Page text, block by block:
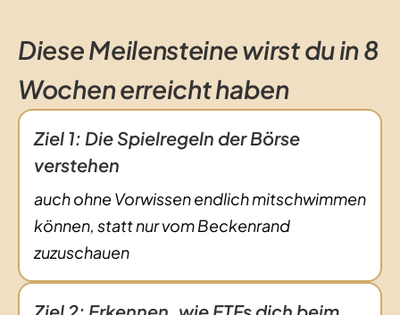
Diese Meilensteine wirst du in 8
Wochen erreicht haben
Ziel 1: Die Spielregeln der Börse
verstehen
auch ohne Vorwissen endlich mitschwimmen
können, statt nur vom Beckenrand
zuzuschauen